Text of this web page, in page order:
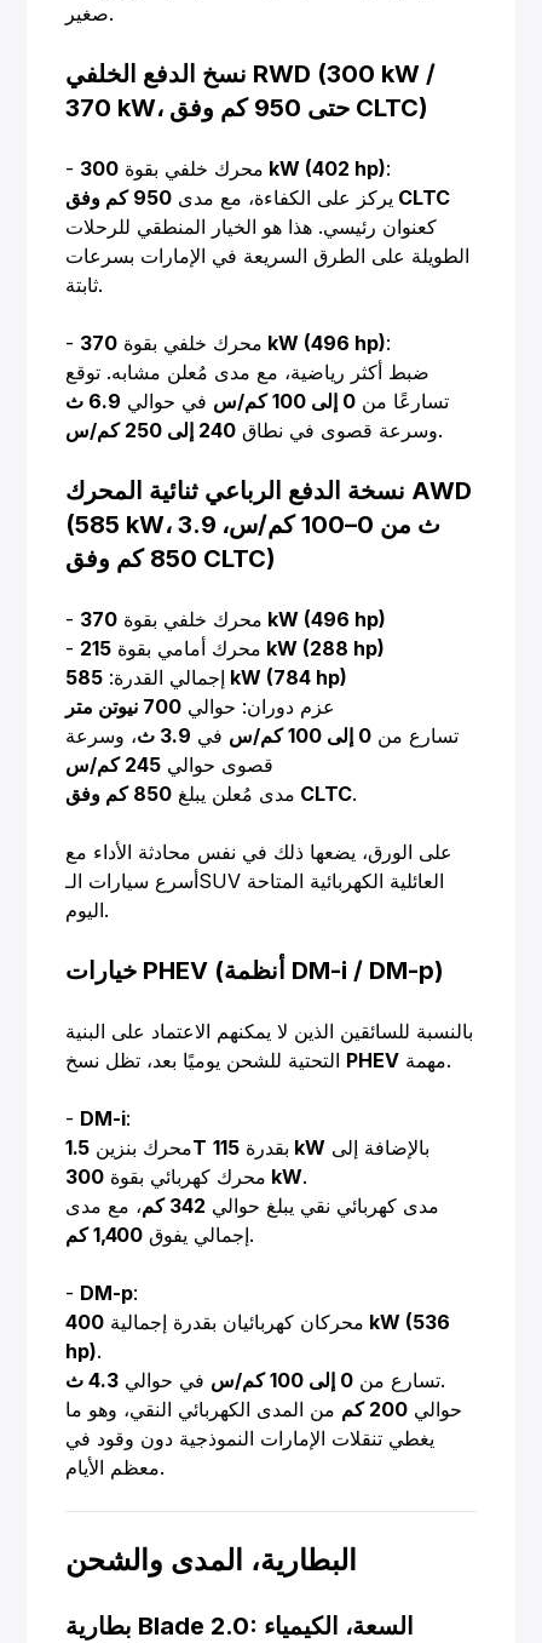
صغير.
نسخ الدفع الخلفي RWD (300 kW /
370 kW، حتى 950 كم وفق CLTC)
- محرك خلفي بقوة 300 kW (402 hp):
يركز على الكفاءة، مع مدى 950 كم وفق CLTC
كعنوان رئيسي. هذا هو الخيار المنطقي للرحلات
الطويلة على الطرق السريعة في الإمارات بسرعات
ثابتة.
- محرك خلفي بقوة 370 kW (496 hp):
ضبط أكثر رياضية، مع مدى مُعلن مشابه. توقع
تسارعًا من 0 إلى 100 كم/س في حوالي 6.9 ث
وسرعة قصوى في نطاق 240 إلى 250 كم/س .
نسخة الدفع الرباعي ثنائية المحرك AWD
(585 kW، 3.9 ث من 0–100 كم/س،
850 كم وفق CLTC)
- محرك خلفي بقوة 370 kW (496 hp)
- محرك أمامي بقوة 215 kW (288 hp)
إجمالي القدرة: 585 kW (784 hp)
عزم دوران: حوالي 700 نيوتن متر
تسارع من 0 إلى 100 كم/س في 3.9 ث
، وسرعة
قصوى حوالي 245 كم/س
مدى مُعلن يبلغ 850 كم وفق CLTC.
على الورق، يضعها ذلك في نفس محادثة الأداء مع
أسرع سيارات الـSUV العائلية الكهربائية المتاحة
اليوم.
خيارات PHEV (أنظمة DM-i / DM-p)
بالنسبة للسائقين الذين لا يمكنهم الاعتماد على البنية
PHEV مهمة.
- DM-i:
محرك بنزين1.5T بقدرة 115 kW
محرك كهربائي بقوة 300 kW.
مدى كهربائي نقي يبلغ حوالي 342 كم
، مع مدى
إجمالي يفوق 1,400 كم .
- DM-p:
محركان كهربائيان بقدرة إجمالية 400 kW (536
hp).
تسارع من 0 إلى 100 كم/س في حوالي 4.3 ث
.
حوالي 200 كم
من المدى الكهربائي النقي، وهو ما
يغطي تنقلات الإمارات النموذجية دون وقود في
معظم الأيام.
البطارية، المدى والشحن
بطارية Blade 2.0: السعة، الكيمياء